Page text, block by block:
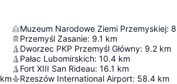
km
Muzeum Narodowe Ziemi Przemyskiej:
Przemyśl Zasanie: 9.1 km
Dworzec PKP Przemyśl Główny: 9.2 km
Pałac Lubomirskich: 10.4 km
Fort XIII San Rideau: 16.1 km
Rzeszów International Airport: 58.4 km